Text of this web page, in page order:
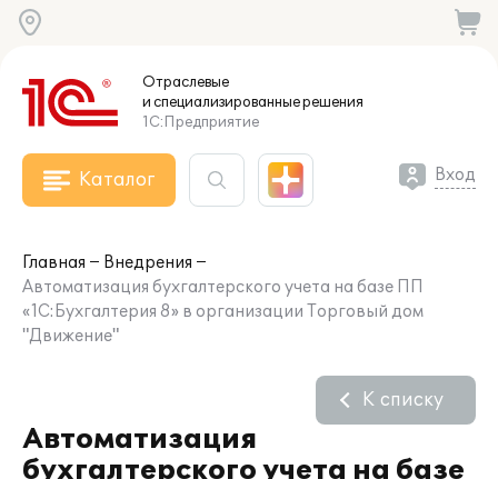
Отраслевые
и специализированныерешения
1С:Предприятие
Каталог Вход
Главная
Внедрения
Автоматизация бухгалтерского учета на базе ПП
«1C:Бухгалтерия 8» в организации Торговый дом
"Движение"
Автоматизация
бухгалтерского учета на базе
К списку